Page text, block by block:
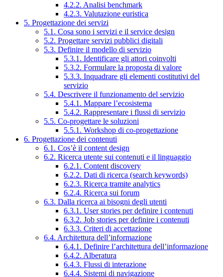
4.2.2. Analisi benchmark
4.2.3. Valutazione euristica
5. Progettazione dei servizi
5.1. Cosa sono i servizi e il service design
5.2. Progettare servizi pubblici digitali
5.3. Definire il modello di servizio
5.3.1. Identificare gli attori coinvolti
5.3.2. Formulare la proposta di valore
5.3.3. Inquadrare gli elementi costitutivi del
servizio
5.4. Descrivere il funzionamento del servizio
5.4.1. Mappare l’ecosistema
5.4.2. Rappresentare i flussi di servizio
5.5. Co-progettare le soluzioni
5.5.1. Workshop di co-progettazione
6. Progettazione dei contenuti
6.1. Cos’è il content design
6.2. Ricerca utente sui contenuti e il linguaggio
6.2.1. Content discovery
6.2.2. Dati di ricerca (search keywords)
6.2.3. Ricerca tramite analytics
6.2.4. Ricerca sui forum
6.3. Dalla ricerca ai bisogni degli utenti
6.3.1. User stories per definire i contenuti
6.3.2. Job stories per definire i contenuti
6.3.3. Criteri di accettazione
6.4. Architettura dell’informazione
6.4.1. Definire l’architettura dell’informazione
6.4.2. Alberatura
6.4.3. Flussi di interazione
6.4.4. Sistemi di navigazione